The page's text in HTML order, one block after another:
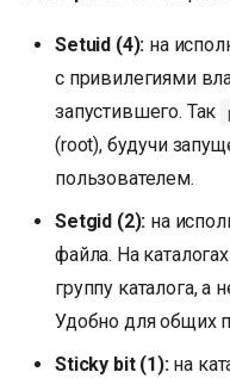
Setuid (4): на
с привилегиями
запустившего. Так
(root), будучи
пользователем.
Setgid (2): на
файла. На
группу каталога, а
Удобно для общих
Sticky bit (1):на